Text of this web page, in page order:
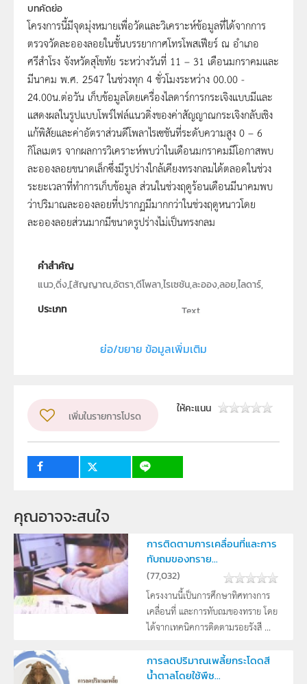
บทคัดย่อ
โครงการนี้มีจุดมุ่งหมายเพื่อวัดและวิเคราะห์ข้อมูลที่ได้จากการ
ตรวจวัดละอองลอยในชั้นบรรยากาศโทรโพสเฟียร์ ณ อำเภอ
ศรีสำโรง จังหวัดสุโขทัย ระหว่างวันที่ 11 – 31 เดือนมกราคมและ
มีนาคม พ.ศ. 2547 ในช่วงทุก 4 ชั่วโมงระหว่าง 00.00 -
24.00น.ต่อวัน เก็บข้อมูลโดยเครื่องไลดาร์การกระเจิงแบบมีและ
แสดงผลในรูปแบบโพร์ไฟล์แนวดิ่งของค่าสัญญาณกระเจิงกลับเชิง
แก้พิสัยและค่าอัตราส่วนดีโพลาไรเซชันที่ระดับความสูง 0 – 6
กิโลเมตร จากผลการวิเคราะห์พบว่าในเดือนมกราคมมีโอกาสพบ
ละอองลอยขนาดเล็กซึ่งมีรูปร่างใกล้เคียงทรงกลมได้ตลอดในช่วง
ระยะเวลาที่ทำการเก็บข้อมูล ส่วนในช่วงฤดูร้อนเดือนมีนาคมพบ
ว่าปริมาณละอองลอยที่ปรากฏมีมากกว่าในช่วงฤดูหนาวโดย
ละอองลอยส่วนมากมีขนาดรูปร่างไม่เป็นทรงกลม
คำสำคัญ
แนว,ดิ่ง,[สัญญาณ,อัตรา,ดีโพลา,ไรเซชัน,ละออง,ลอย,ไลดาร์,
ประเภท
Text
ภาควิชาฟิสิกส์ คณะวิทยาศาสตร์ มหาวิทยาลัย
ศักดิ์ระพี นกน้อย
ระดับชั้น
ครู, นักเรียน
ย่อ/ขยาย ข้อมูลเพิ่มเติม
เพิ่มในรายการโปรด
ให้คะแนน
คุณอาจจะสนใจ
การติดตามการเคลื่อนที่และการ
ทับถมของทราย...
(77,032)
โครงงานนี้เป็นการศึกษาทิศทางการ
เคลื่อนที่ และการทับถมของทราย โดย
ได้จากเทคนิคการติดตามรอยรังสี ...
การลดปริมาณเพลี้ยกระโดดสี
น้ำตาลโดยใช้พืช...